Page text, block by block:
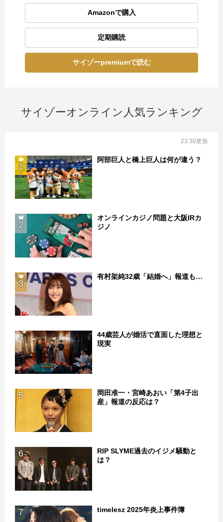
Amazonで購入
定期購読
サイゾーpremiumで読む
サイゾーオンライン人気ランキング
23:30更新
1
阿部巨人と橋上巨人は何が違う？
2
オンラインカジノ問題と大阪IRカ
ジノ
3
有村架純32歳「結婚へ」報道も…
4
44歳芸人が婚活で直面した理想と
現実
5
岡田准一・宮崎あおい「第4子出
産」報道の反応は？
6
RIP SLYME過去のイジメ騒動と
は？
7 timelesz 2025年炎上事件簿